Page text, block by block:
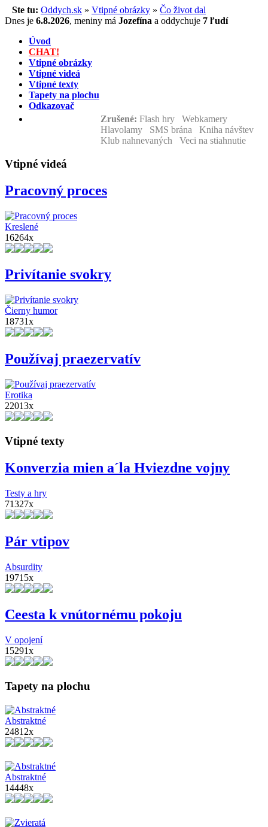
Ste tu: Oddych.sk » Vtipné obrázky » Čo život dal
Dnes je 6.8.2026, meniny má Jozefína a oddychuje 7 ľudí
Úvod
CHAT!
Vtipné obrázky
Vtipné videá
Vtipné texty
Tapety na plochu
Odkazovač
Zrušené: Flash hry Webkamery
Hlavolamy SMS brána Kniha návštev
Klub nahnevaných Veci na stiahnutie
Vtipné videá
Pracovný proces
Kreslené
16264x
Privítanie svokry
Čierny humor
18731x
Používaj praezervatív
Erotika
22013x
Vtipné texty
Konverzia mien a´la Hviezdne vojny
Testy a hry
71327x
Pár vtipov
Absurdity
19715x
Ceesta k vnútornému pokoju
V opojení
15291x
Tapety na plochu
Abstraktné
24812x
Abstraktné
14448x